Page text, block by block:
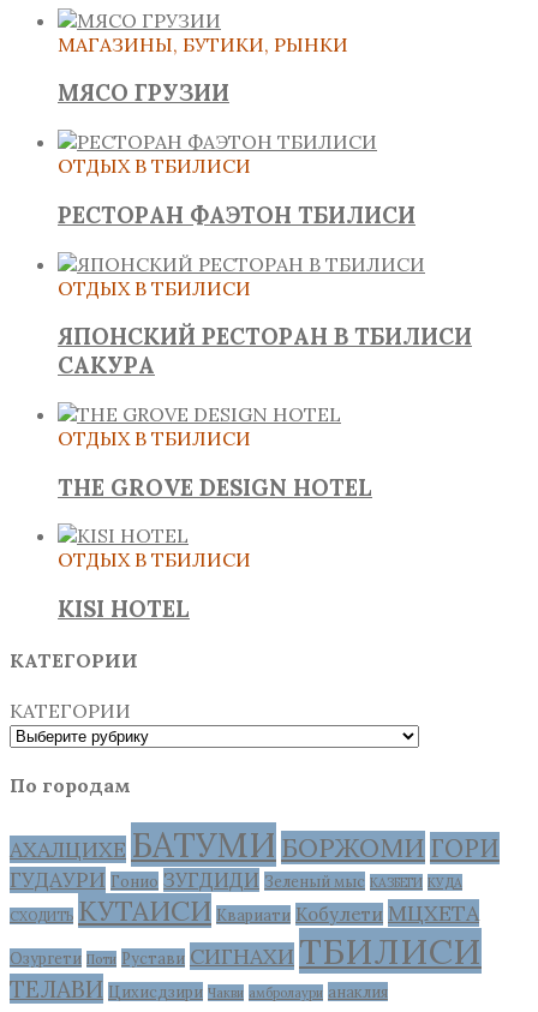
МАГАЗИНЫ, БУТИКИ, РЫНКИ
МЯСО ГРУЗИИ
ОТДЫХ В ТБИЛИСИ
РЕСТОРАН ФАЭТОН ТБИЛИСИ
ОТДЫХ В ТБИЛИСИ
ЯПОНСКИЙ РЕСТОРАН В ТБИЛИСИ
САКУРА
ОТДЫХ В ТБИЛИСИ
THE GROVE DESIGN HOTEL
ОТДЫХ В ТБИЛИСИ
KISI HOTEL
КАТЕГОРИИ
КАТЕГОРИИ
По городам
АХАЛЦИХЕ БАТУМИ БОРЖОМИ ГОРИ
ГУДАУРИ Гонио ЗУГДИДИ Зеленый мыс КАЗБЕГИ КУДА
СХОДИТЬ КУТАИСИ Квариати Кобулети МЦХЕТА
Озургети Поти Рустави СИГНАХИ ТБИЛИСИ
ТЕЛАВИ Цихисдзири Чакви амбролаури анаклия